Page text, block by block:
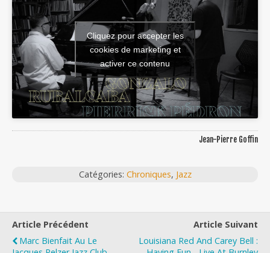
Cliquez pour accepter les
cookies de marketing et
activer ce contenu
Jean-Pierre Goffin
Catégories: Chroniques, Jazz
Article Précédent
Marc Bienfait Au Le
Article Suivant
Louisiana Red And Carey Bell :